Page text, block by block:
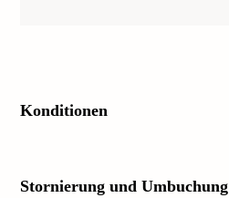
Konditionen
Stornierung und Umbuchung